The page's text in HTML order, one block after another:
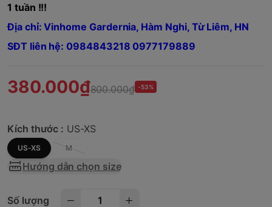
1 tuần !!!
Địa chỉ: Vinhome Gardernia, Hàm Nghi, Từ Liêm, HN
SĐT liên hệ: 0984843218 0977179889
380.000₫800.000₫ -53%
Kích thước : US-XS
US-XS M
Hướng dẫn chọn size
Số lượng